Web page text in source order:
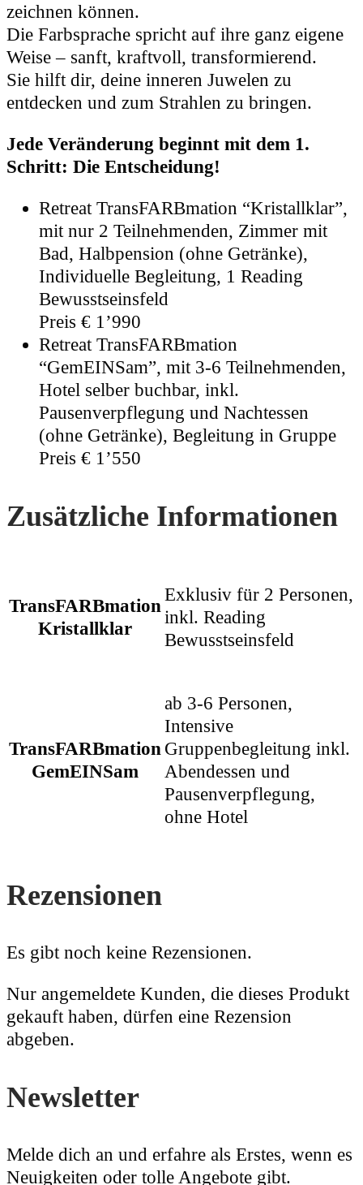
zeichnen können.
Die Farbsprache spricht auf ihre ganz eigene
Weise – sanft, kraftvoll, transformierend.
Sie hilft dir, deine inneren Juwelen zu
entdecken und zum Strahlen zu bringen.
Jede Veränderung beginnt mit dem 1.
Schritt: Die Entscheidung!
Retreat TransFARBmation “Kristallklar”,
mit nur 2 Teilnehmenden, Zimmer mit
Bad, Halbpension (ohne Getränke),
Individuelle Begleitung, 1 Reading
Bewusstseinsfeld
Preis € 1’990
Retreat TransFARBmation
“GemEINSam”, mit 3-6 Teilnehmenden,
Hotel selber buchbar, inkl.
Pausenverpflegung und Nachtessen
(ohne Getränke), Begleitung in Gruppe
Preis € 1’550
Zusätzliche Informationen
TransFARBmation
Kristallklar
Exklusiv für 2 Personen,
inkl. Reading
Bewusstseinsfeld
TransFARBmation
GemEINSam
ab 3-6 Personen,
Intensive
Gruppenbegleitung inkl.
Abendessen und
Pausenverpflegung,
ohne Hotel
Rezensionen
Es gibt noch keine Rezensionen.
Nur angemeldete Kunden, die dieses Produkt
gekauft haben, dürfen eine Rezension
abgeben.
Newsletter
Melde dich an und erfahre als Erstes, wenn es
Neuigkeiten oder tolle Angebote gibt.